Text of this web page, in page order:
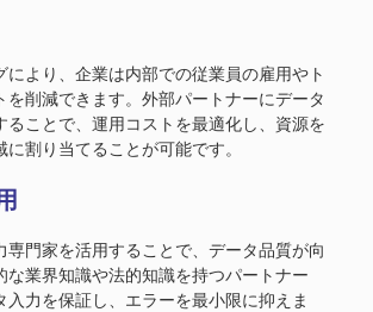
により、企業は内部での従業員の雇用やト
を削減できます。外部パートナーにデータ
ることで、運用コストを最適化し、資源を
割り当てることが可能です。
専門家を活用することで、データ品質が向
な業界知識や法的知識を持つパートナー
入力を保証し、エラーを最小限に抑えま